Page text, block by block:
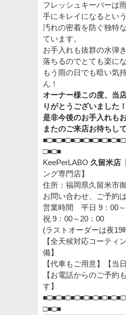
フレッシュキーパーは
手にキレイになるという
汚れの密着を防ぐ独特
ています。
お手入れも抜群の水弾
落ちるのでとても楽に
もう雨の日でも暗い気
ん！
オーナー様この度、当
りがとうございました！
是非今後のお手入れも
またのご来店お待ちし
□■□■
KeePerLABO 久留米店
ング専門店】
住所：福岡県久留米市
お問い合わせ、ご予約
営業時間 平日 9：00
祝 9：00～20：00
(ラストオーダーは夜19
【全天候対応コーティ
備】
【代車もご用意】【当
【お電話からのご予約
す】
□■□■